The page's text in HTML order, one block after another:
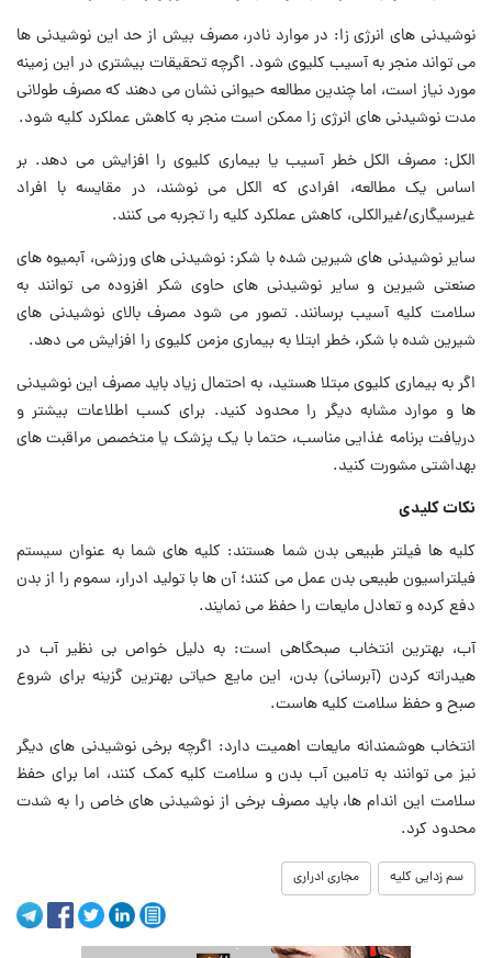
نوشیدنی های انرژی زا: در موارد نادر، مصرف بیش از حد این نوشیدنی ها
می تواند منجر به آسیب کلیوی شود. اگرچه تحقیقات بیشتری در این زمینه
مورد نیاز است، اما چندین مطالعه حیوانی نشان می دهند که مصرف طولانی
مدت نوشیدنی های انرژی زا ممکن است منجر به کاهش عملکرد کلیه شود.
الکل: مصرف الکل خطر آسیب یا بیماری کلیوی را افزایش می دهد. بر
اساس یک مطالعه، افرادی که الکل می نوشند، در مقایسه با افراد
غیرسیگاری/غیرالکلی، کاهش عملکرد کلیه را تجربه می کنند.
سایر نوشیدنی های شیرین شده با شکر: نوشیدنی های ورزشی، آبمیوه های
صنعتی شیرین و سایر نوشیدنی های حاوی شکر افزوده می توانند به
سلامت کلیه آسیب برسانند. تصور می شود مصرف بالای نوشیدنی های
شیرین شده با شکر، خطر ابتلا به بیماری مزمن کلیوی را افزایش می دهد.
اگر به بیماری کلیوی مبتلا هستید، به احتمال زیاد باید مصرف این نوشیدنی
ها و موارد مشابه دیگر را محدود کنید. برای کسب اطلاعات بیشتر و
دریافت برنامه غذایی مناسب، حتما با یک پزشک یا متخصص مراقبت های
بهداشتی مشورت کنید.
نکات کلیدی
کلیه ها فیلتر طبیعی بدن شما هستند: کلیه های شما به عنوان سیستم
فیلتراسیون طبیعی بدن عمل می کنند؛ آن ها با تولید ادرار، سموم را از بدن
دفع کرده و تعادل مایعات را حفظ می نمایند.
آب، بهترین انتخاب صبحگاهی است: به دلیل خواص بی نظیر آب در
هیدراته کردن (آبرسانی) بدن، این مایع حیاتی بهترین گزینه برای شروع
صبح و حفظ سلامت کلیه هاست.
انتخاب هوشمندانه مایعات اهمیت دارد: اگرچه برخی نوشیدنی های دیگر
نیز می توانند به تامین آب بدن و سلامت کلیه کمک کنند، اما برای حفظ
سلامت این اندام ها، باید مصرف برخی از نوشیدنی های خاص را به شدت
محدود کرد.
سم زدایی کلیه مجاری ادراری